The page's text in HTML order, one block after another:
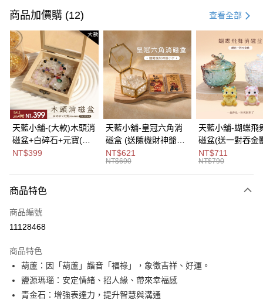
信用卡一次付款
超商取貨付款
LINE Pay
Apple Pay
街口支付
悠遊付
Google Pay
【大哥付你分期使用說明】
2.付款方式選擇「大哥付你分期」，訂單成立後會自動跳轉到大哥付的交易
流程，驗證手機門號後，選擇欲分期的期數、繳款截止日，確認付款後即完
3.實際核准額度、可分期數及費用金額請依後續交易確認頁面所載為準。
4.訂單成立30分鐘內，如未前往確認交易或遇審核未通過，訂單將自動取
消。如遇「轉專審核」未通過狀況，表示未達大哥付你分期系統評分，恕無
法說明評估內容。
1.分期款項不併入電信帳單，「大哥付你分期」於每月結算日後寄送繳費提
運送方式
全家取貨付款
每筆NT$80，滿NT$699(含以上)免運費
付款後全家取貨
商品加價購 (12) 查看全部
天藍小舖-(大款)木頭消
磁盆+白碎石+元寶(顏
色隨機)-單1
NT$399
天藍小舖-皇冠六角消
磁盒 (送隨機財神爺小
卡)-單1
款-$690【A31310122
NT$621
NT$690
天藍小舖-蝴蝶飛
磁盆(送一對吞金
1
款-$790【
NT$711
NT$790
商品特色
商品編號
11128468
商品特色
葫蘆：因「葫蘆」諧音「福祿」，象徵吉祥、好運。
鹽源瑪瑙：安定情緒、招人緣、帶來幸福感
青金石：增強表達力，提升智慧與溝通